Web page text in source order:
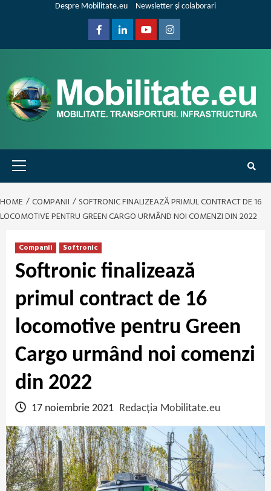
Despre Mobilitate.eu Newsletter și colaborari
FacebookLinkedinYoutubeInstagram
Primary
Menu
HOME COMPANII
SOFTRONIC FINALIZEAZĂ PRIMUL CONTRACT DE 16
LOCOMOTIVE PENTRU GREEN CARGO URMÂND NOI COMENZI DIN 2022
Companii Softronic
Softronic finalizează
primul contract de 16
locomotive pentru Green
Cargo urmând noi comenzi
din 2022
17 noiembrie 2021 Redacția Mobilitate.eu